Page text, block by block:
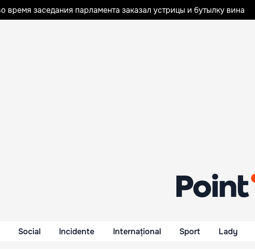
время заседания парламента заказал устрицы и бутылку вина
Social Incidente Internațional Sport Lady